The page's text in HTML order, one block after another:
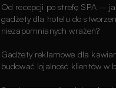
Od recepcji po strefę SPA –
gadżety dla hotelu do
niezapomnianych wrażeń?
Gadżety reklamowe dla
budować lojalność klientów w